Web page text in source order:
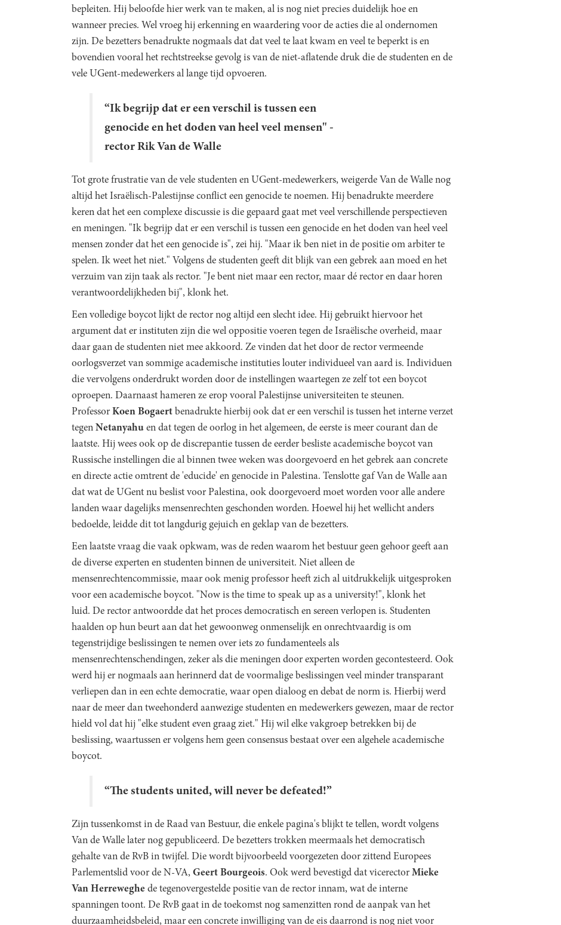
bepleiten. Hij beloofde hier werk van te maken, al is nog niet precies duidelijk hoe en
wanneer precies. Wel vroeg hij erkenning en waardering voor de acties die al ondernomen
zijn. De bezetters benadrukte nogmaals dat dat veel te laat kwam en veel te beperkt is en
bovendien vooral het rechtstreekse gevolg is van de niet-aflatende druk die de studenten en de
vele UGent-medewerkers al lange tijd opvoeren.
“Ik begrijp dat er een verschil is tussen een
genocide en het doden van heel veel mensen" -
rector Rik Van de Walle
Tot grote frustratie van de vele studenten en UGent-medewerkers, weigerde Van de Walle nog
altijd het Israëlisch-Palestijnse conflict een genocide te noemen. Hij benadrukte meerdere
keren dat het een complexe discussie is die gepaard gaat met veel verschillende perspectieven
en meningen. "Ik begrijp dat er een verschil is tussen een genocide en het doden van heel veel
mensen zonder dat het een genocide is", zei hij. "Maar ik ben niet in de positie om arbiter te
spelen. Ik weet het niet." Volgens de studenten geeft dit blijk van een gebrek aan moed en het
verzuim van zijn taak als rector. "Je bent niet maar een rector, maar dé rector en daar horen
verantwoordelijkheden bij", klonk het.
Een volledige boycot lijkt de rector nog altijd een slecht idee. Hij gebruikt hiervoor het
argument dat er instituten zijn die wel oppositie voeren tegen de Israëlische overheid, maar
daar gaan de studenten niet mee akkoord. Ze vinden dat het door de rector vermeende
oorlogsverzet van sommige academische instituties louter individueel van aard is. Individuen
die vervolgens onderdrukt worden door de instellingen waartegen ze zelf tot een boycot
oproepen. Daarnaast hameren ze erop vooral Palestijnse universiteiten te steunen.
Professor Koen Bogaert benadrukte hierbij ook dat er een verschil is tussen het interne verzet
tegen Netanyahu en dat tegen de oorlog in het algemeen, de eerste is meer courant dan de
laatste. Hij wees ook op de discrepantie tussen de eerder besliste academische boycot van
Russische instellingen die al binnen twee weken was doorgevoerd en het gebrek aan concrete
en directe actie omtrent de 'educide' en genocide in Palestina. Tenslotte gaf Van de Walle aan
dat wat de UGent nu beslist voor Palestina, ook doorgevoerd moet worden voor alle andere
landen waar dagelijks mensenrechten geschonden worden. Hoewel hij het wellicht anders
bedoelde, leidde dit tot langdurig gejuich en geklap van de bezetters.
Een laatste vraag die vaak opkwam, was de reden waarom het bestuur geen gehoor geeft aan
de diverse experten en studenten binnen de universiteit. Niet alleen de
mensenrechtencommissie, maar ook menig professor heeft zich al uitdrukkelijk uitgesproken
voor een academische boycot. "Now is the time to speak up as a university!", klonk het
luid. De rector antwoordde dat het proces democratisch en sereen verlopen is. Studenten
haalden op hun beurt aan dat het gewoonweg onmenselijk en onrechtvaardig is om
tegenstrijdige beslissingen te nemen over iets zo fundamenteels als
mensenrechtenschendingen, zeker als die meningen door experten worden gecontesteerd. Ook
werd hij er nogmaals aan herinnerd dat de voormalige beslissingen veel minder transparant
verliepen dan in een echte democratie, waar open dialoog en debat de norm is. Hierbij werd
naar de meer dan tweehonderd aanwezige studenten en medewerkers gewezen, maar de rector
hield vol dat hij "elke student even graag ziet." Hij wil elke vakgroep betrekken bij de
beslissing, waartussen er volgens hem geen consensus bestaat over een algehele academische
boycot.
“The students united, will never be defeated!”
Zijn tussenkomst in de Raad van Bestuur, die enkele pagina's blijkt te tellen, wordt volgens
Van de Walle later nog gepubliceerd. De bezetters trokken meermaals het democratisch
gehalte van de RvB in twijfel. Die wordt bijvoorbeeld voorgezeten door zittend Europees
Parlementslid voor de N-VA, Geert Bourgeois. Ook werd bevestigd dat vicerector Mieke
Van Herreweghe de tegenovergestelde positie van de rector innam, wat de interne
spanningen toont. De RvB gaat in de toekomst nog samenzitten rond de aanpak van het
duurzaamheidsbeleid, maar een concrete inwilliging van de eis daarrond is nog niet voor